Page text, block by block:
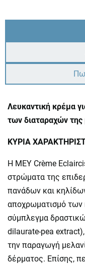
Λευκαντική κρέμα
των διαταραχών
ΚΥΡΙΑ
Η MEY Crème
στρώματα της
πανάδων και
αποχρωματισμό των
σύμπλεγμα
dilaurate-pea
την παραγωγή
δέρματος. Επίσης,